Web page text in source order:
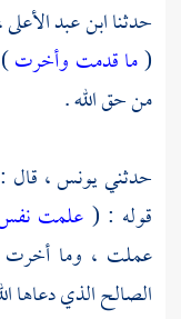
حدثناابن عبد الأعلى
(ما قدمت وأخرت
من حق الله .
حدثنييونس ، قال
قوله : ( علمت
عملت ، وما
الصالح الذي دعاها